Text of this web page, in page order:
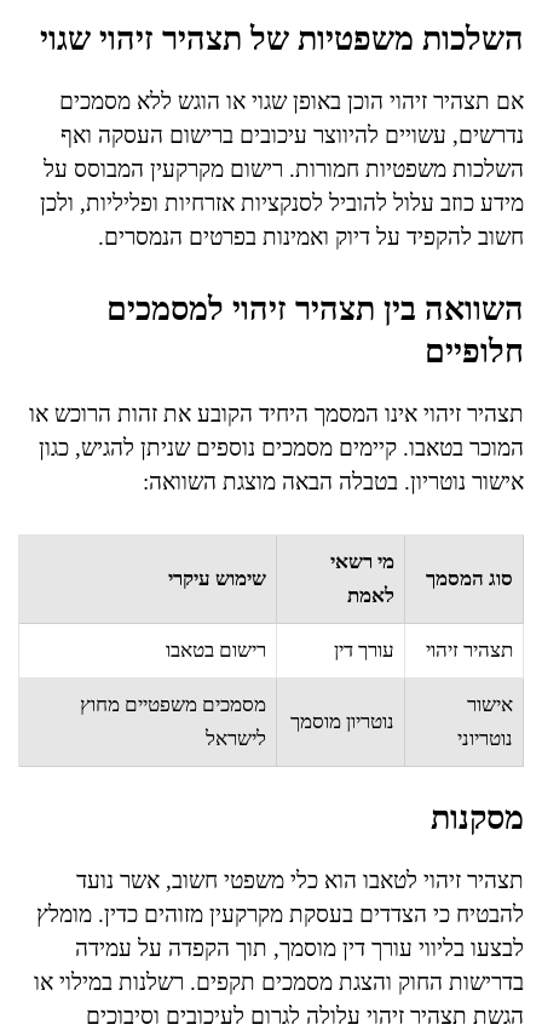
השלכות משפטיות של תצהיר זיהוי שגוי
אם תצהיר זיהוי הוכן באופן שגוי או הוגש ללא מסמכים
נדרשים, עשויים להיווצר עיכובים ברישום העסקה ואף
השלכות משפטיות חמורות. רישום מקרקעין המבוסס על
מידע כוזב עלול להוביל לסנקציות אזרחיות ופליליות, ולכן
חשוב להקפיד על דיוק ואמינות בפרטים הנמסרים.
השוואה בין תצהיר זיהוי למסמכים
חלופיים
תצהיר זיהוי אינו המסמך היחיד הקובע את זהות הרוכש או
המוכר בטאבו. קיימים מסמכים נוספים שניתן להגיש, כגון
אישור נוטריון. בטבלה הבאה מוצגת השוואה:
סוג המסמך
מי רשאי
לאמת
שימוש עיקרי
תצהיר זיהוי עורך דין רישום בטאבו
אישור
נוטריוני
נוטריון מוסמך
מסמכים משפטיים מחוץ
לישראל
מסקנות
תצהיר זיהוי לטאבו הוא כלי משפטי חשוב, אשר נועד
להבטיח כי הצדדים בעסקת מקרקעין מזוהים כדין. מומלץ
לבצעו בליווי עורך דין מוסמך, תוך הקפדה על עמידה
בדרישות החוק והצגת מסמכים תקפים. רשלנות במילוי או
הגשת תצהיר זיהוי עלולה לגרום לעיכובים וסיבוכים